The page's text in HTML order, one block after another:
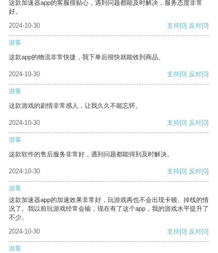
这款加速器app的客服很贴心，遇到问题都能及时解决，服务态度非常
好。
2024-10-30
支持[0] 反对[0]
游客
这款app的物流非常快捷，我下单后很快就能收到商品。
2024-10-30 支持[0] 反对[0]
游客
这款游戏的剧情非常感人，让我久久不能忘怀。
2024-10-30 支持[0] 反对[0]
游客
这款软件的售后服务非常好，遇到问题都能得到及时解决。
2024-10-30 支持[0] 反对[0]
游客
这款加速器app的加速效果非常好，玩游戏再也不会出现卡顿、掉线的情
况了。我以前玩游戏经常会输，现在有了这个app，我的游戏水平提升了
不少。
2024-10-30
支持[0] 反对[0]
游客